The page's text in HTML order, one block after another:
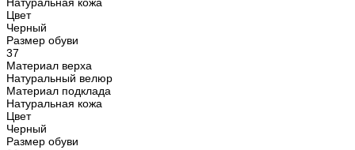
Цвет
Черный
Размер обуви
37
Материал верха
Натуральный велюр
Материал подклада
Натуральная кожа
Цвет
Черный
Размер обуви